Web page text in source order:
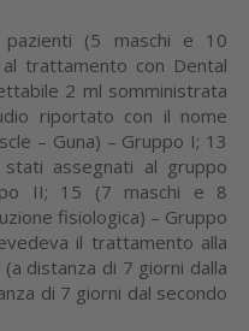
pazienti (5 maschi e 10
trattamento con Dental
2 ml somministrata
riportato con il nome
– Guna) – Gruppo I; 13
assegnati al gruppo
II; 15 (7 maschi e 8
fisiologica) – Gruppo
il trattamento alla
distanza di 7 giorni dalla
di 7 giorni dal secondo